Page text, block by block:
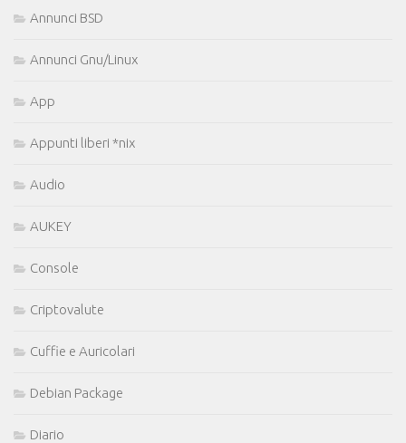
Annunci BSD
Annunci Gnu/Linux
App
Appunti liberi *nix
Audio
AUKEY
Console
Criptovalute
Cuffie e Auricolari
Debian Package
Diario